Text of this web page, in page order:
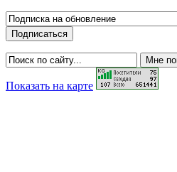
Показать на карте